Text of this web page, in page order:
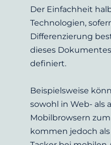
Der Einfachheit
Technologien,
Differenzierung
dieses Dokumentes
definiert.
Beispielsweise
sowohl in Web- als
Mobilbrowsern
kommen jedoch